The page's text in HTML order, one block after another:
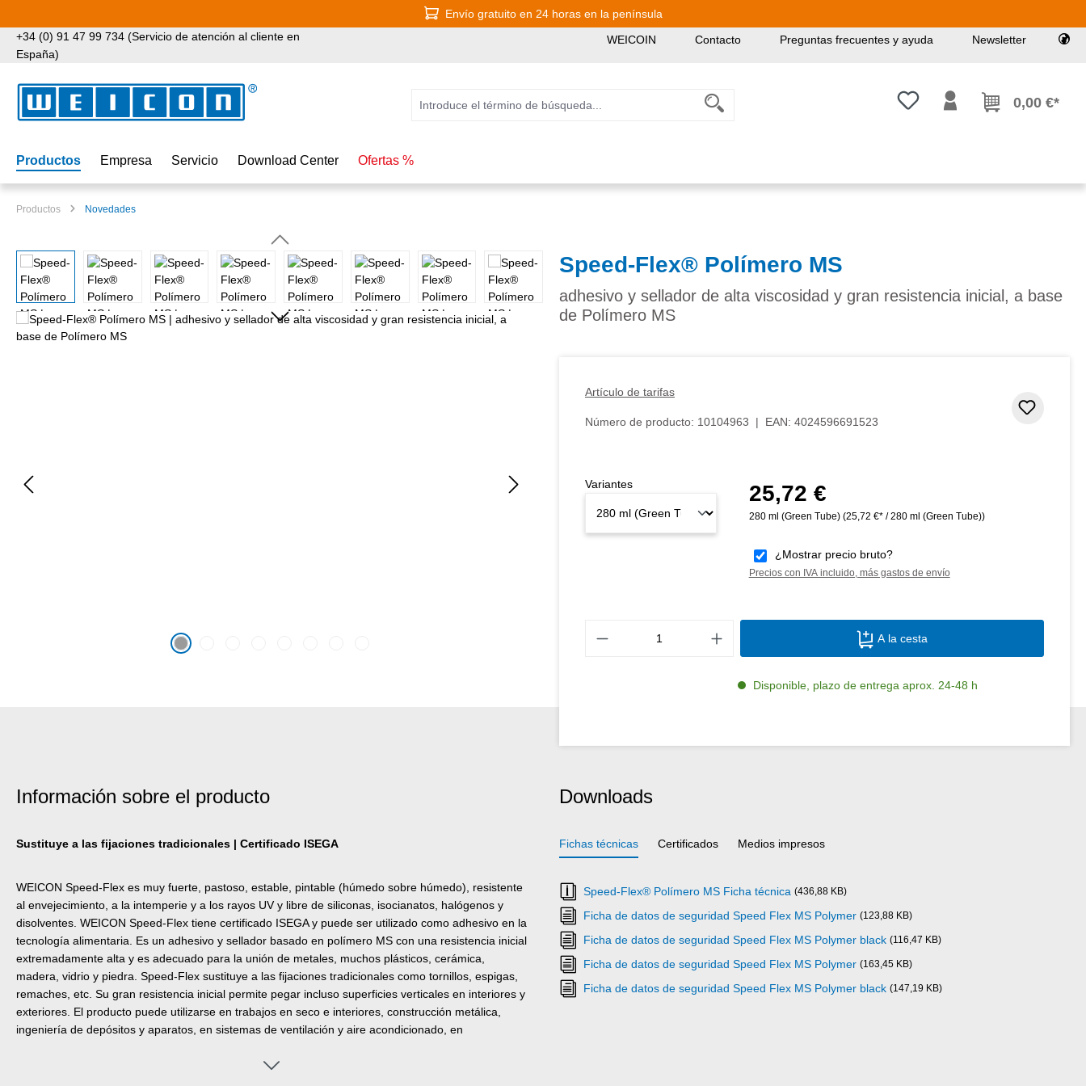
Envío gratuito en 24 horas en la península
+34 (0) 91 47 99 734 (Servicio de atención al cliente en
España)
WEICOIN Contacto Preguntas frecuentes y ayuda Newsletter
Tienes 0 artículos en tu lista de
0,00 €*
Productos Empresa Servicio Download Center Ofertas %
Productos Novedades
Omitir galería de imágenes Speed-Flex® Polímero MS
adhesivo y sellador de alta viscosidad y gran resistencia inicial, a base
de Polímero MS
Artículo de tarifas
Número de producto: 10104963 | EAN: 4024596691523
Precio normal:
25,72 €
280 ml (Green Tube) (25,72 €* / 280 ml (Green Tube))
¿Mostrar precio bruto?
Precios con IVA incluido, más gastos de envío
Variantes
Cantidad del producto: introduce la
A la cesta
Disponible, plazo de entrega aprox. 24-48 h
Información sobre el producto
Sustituye a las fijaciones tradicionales | Certificado ISEGA
WEICON Speed-Flex es muy fuerte, pastoso, estable, pintable (húmedo sobre húmedo), resistente
al envejecimiento, a la intemperie y a los rayos UV y libre de siliconas, isocianatos, halógenos y
disolventes. WEICON Speed-Flex tiene certificado ISEGA y puede ser utilizado como adhesivo en la
tecnología alimentaria. Es un adhesivo y sellador basado en polímero MS con una resistencia inicial
extremadamente alta y es adecuado para la unión de metales, muchos plásticos, cerámica,
madera, vidrio y piedra. Speed-Flex sustituye a las fijaciones tradicionales como tornillos, espigas,
remaches, etc. Su gran resistencia inicial permite pegar incluso superficies verticales en interiores y
exteriores. El producto puede utilizarse en trabajos en seco e interiores, construcción metálica,
ingeniería de depósitos y aparatos, en sistemas de ventilación y aire acondicionado, en
siliconas o los productos que las contienen no son adecuados.
Downloads
Fichas técnicas Certificados Medios impresos
Speed-Flex® Polímero MS Ficha técnica (436,88 KB)
Ficha de datos de seguridad Speed Flex MS Polymer (123,88 KB)
Ficha de datos de seguridad Speed Flex MS Polymer black (116,47 KB)
Ficha de datos de seguridad Speed Flex MS Polymer (163,45 KB)
Ficha de datos de seguridad Speed Flex MS Polymer black (147,19 KB)